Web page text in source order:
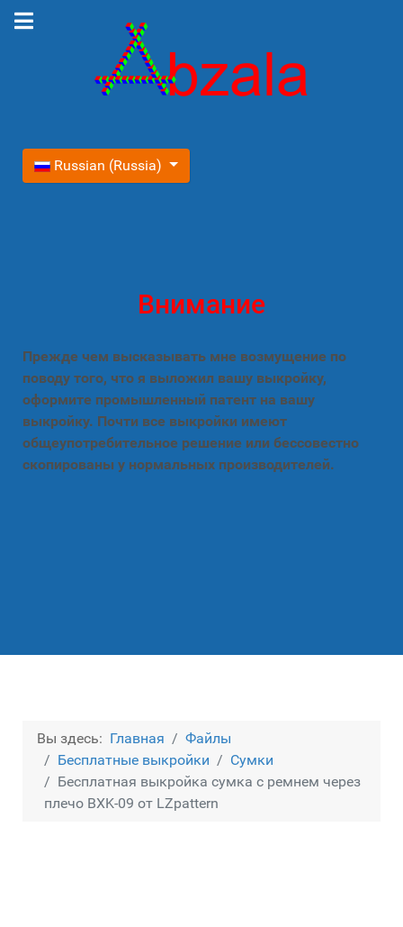
Выберите язык
Russian (Russia)
Внимание
Прежде чем высказывать мне возмущение по
поводу того, что я выложил вашу выкройку,
оформите промышленный патент на вашу
выкройку. Почти все выкройки имеют
общеупотребительное решение или бессовестно
скопированы у нормальных производителей.
Вы здесь: Главная
Файлы
Бесплатные выкройки
Сумки
Бесплатная выкройка сумка с ремнем через
плечо BXK-09 от LZpattern